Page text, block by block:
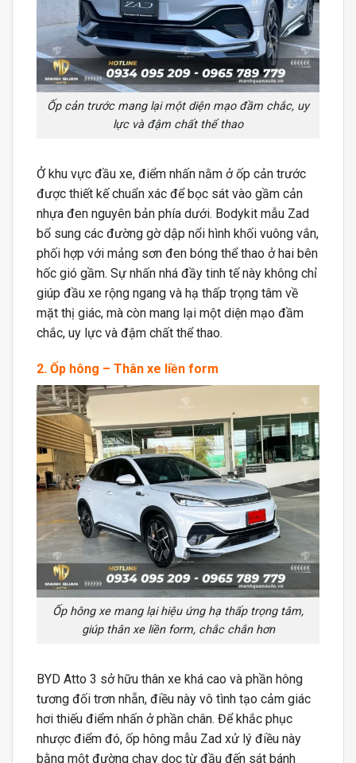
Ốp cản trước mang lại một diện mạo đầm chắc, uy
lực và đậm chất thể thao
Ở khu vực đầu xe, điểm nhấn nằm ở ốp cản trước
được thiết kế chuẩn xác để bọc sát vào gầm cản
nhựa đen nguyên bản phía dưới. Bodykit mẫu Zad
bổ sung các đường gờ dập nổi hình khối vuông vắn,
phối hợp với mảng sơn đen bóng thể thao ở hai bên
hốc gió gầm. Sự nhấn nhá đầy tinh tế này không chỉ
giúp đầu xe rộng ngang và hạ thấp trọng tâm về
mặt thị giác, mà còn mang lại một diện mạo đầm
chắc, uy lực và đậm chất thể thao.
2. Ốp hông – Thân xe liền form
Ốp hông xe mang lại hiệu ứng hạ thấp trọng tâm,
giúp thân xe liền form, chắc chắn hơn
BYD Atto 3 sở hữu thân xe khá cao và phần hông
tương đối trơn nhẵn, điều này vô tình tạo cảm giác
hơi thiếu điểm nhấn ở phần chân. Để khắc phục
nhược điểm đó, ốp hông mẫu Zad xử lý điều này
bằng một đường chạy dọc từ đầu đến sát bánh